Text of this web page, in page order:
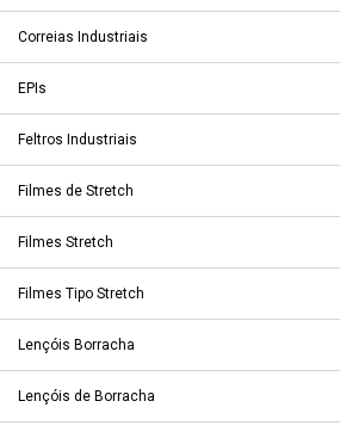
Correias Industriais
EPIs
Feltros Industriais
Filmes de Stretch
Filmes Stretch
Filmes Tipo Stretch
Lençóis Borracha
Lençóis de Borracha